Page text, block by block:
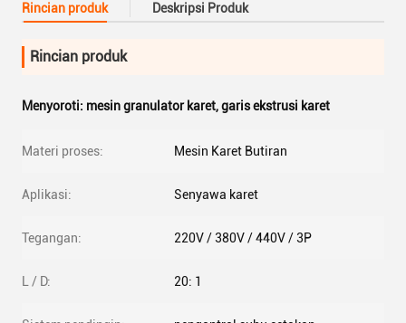
Rincian produk Deskripsi Produk
Rincian produk
Menyoroti: mesin granulator karet,garis ekstrusi karet
Materi proses: Mesin Karet Butiran
Aplikasi: Senyawa karet
Tegangan: 220V / 380V / 440V / 3P
L / D: 20: 1